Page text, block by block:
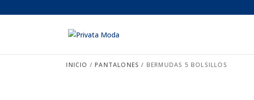
INICIO /PANTALONES / BERMUDAS 5 BOLSILLOS